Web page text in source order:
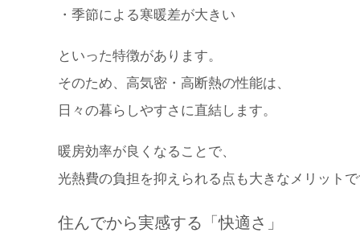
・季節による寒暖差が大きい
といった特徴があります。
そのため、高気密・高断熱の性能は、
日々の暮らしやすさに直結します。
暖房効率が良くなることで、
光熱費の負担を抑えられる点も大きなメリット
住んでから実感する「快適さ」